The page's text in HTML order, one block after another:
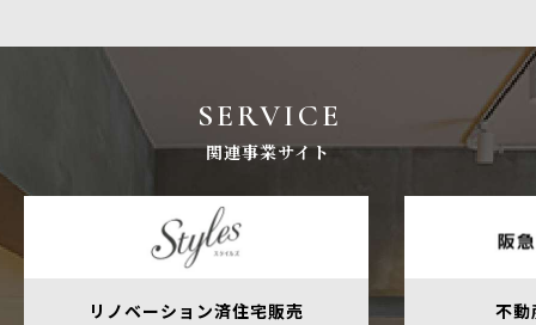
SERVICE
関連事業サイト
リノベーション済住宅販売 不動